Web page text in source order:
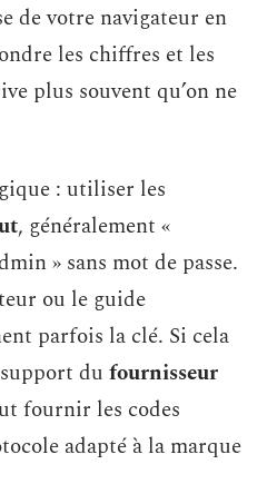
de votre navigateur en
les chiffres et les
plus souvent qu’on ne
: utiliser les
, généralement «
» sans mot de passe.
ou le guide
parfois la clé. Si cela
du fournisseur
fournir les codes
adapté à la marque